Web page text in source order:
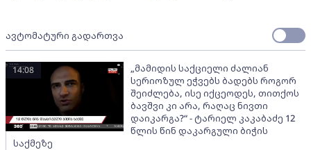
ავტომატური გადართვა
„მამიდის საქციელი ძალიან
სერიოზულ ეჭვებს ბადებს როგორ
შეიძლება, ისე იქცეოდეს, თითქოს
ბავშვი კი არა, რაღაც ნივთი
დაიკარგა?“ - ტარიელ კაკაბაძე 12
წლის წინ დაკარგული ბიჭის
საქმეზე
14:08